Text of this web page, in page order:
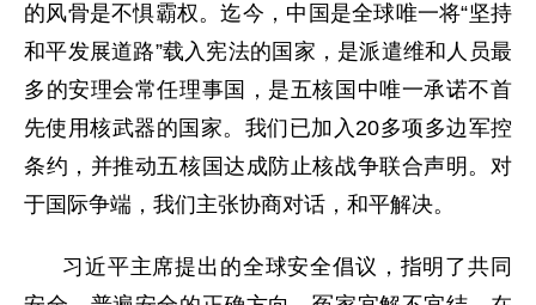
的风骨是不惧霸权。迄今，中国是全球唯一将“坚持
和平发展道路”载入宪法的国家，是派遣维和人员最
多的安理会常任理事国，是五核国中唯一承诺不首
先使用核武器的国家。我们已加入20多项多边军控
条约，并推动五核国达成防止核战争联合声明。对
于国际争端，我们主张协商对话，和平解决。
习近平主席提出的全球安全倡议，指明了共同